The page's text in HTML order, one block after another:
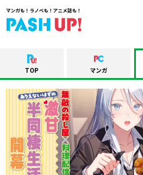
マンガも！ラノベも！アニメ誌も！
TOP マンガ